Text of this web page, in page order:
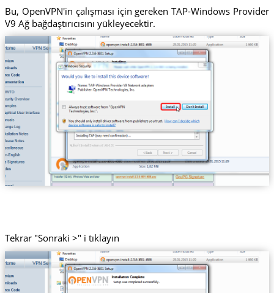
Bu, OpenVPN'in çalışması için gereken TAP-Windows Provider
V9 Ağ bağdaştırıcısını yükleyecektir.
Tekrar "Sonraki >" i tıklayın